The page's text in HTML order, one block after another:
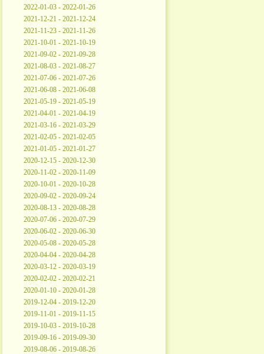
2022-01-03 - 2022-01-26
2021-12-21 - 2021-12-24
2021-11-23 - 2021-11-26
2021-10-01 - 2021-10-19
2021-09-02 - 2021-09-28
2021-08-03 - 2021-08-27
2021-07-06 - 2021-07-26
2021-06-08 - 2021-06-08
2021-05-19 - 2021-05-19
2021-04-01 - 2021-04-19
2021-03-16 - 2021-03-29
2021-02-05 - 2021-02-05
2021-01-05 - 2021-01-27
2020-12-15 - 2020-12-30
2020-11-02 - 2020-11-09
2020-10-01 - 2020-10-28
2020-09-02 - 2020-09-24
2020-08-13 - 2020-08-28
2020-07-06 - 2020-07-29
2020-06-02 - 2020-06-30
2020-05-08 - 2020-05-28
2020-04-04 - 2020-04-28
2020-03-12 - 2020-03-19
2020-02-02 - 2020-02-21
2020-01-10 - 2020-01-28
2019-12-04 - 2019-12-20
2019-11-01 - 2019-11-15
2019-10-03 - 2019-10-28
2019-09-16 - 2019-09-30
2019-08-06 - 2019-08-26